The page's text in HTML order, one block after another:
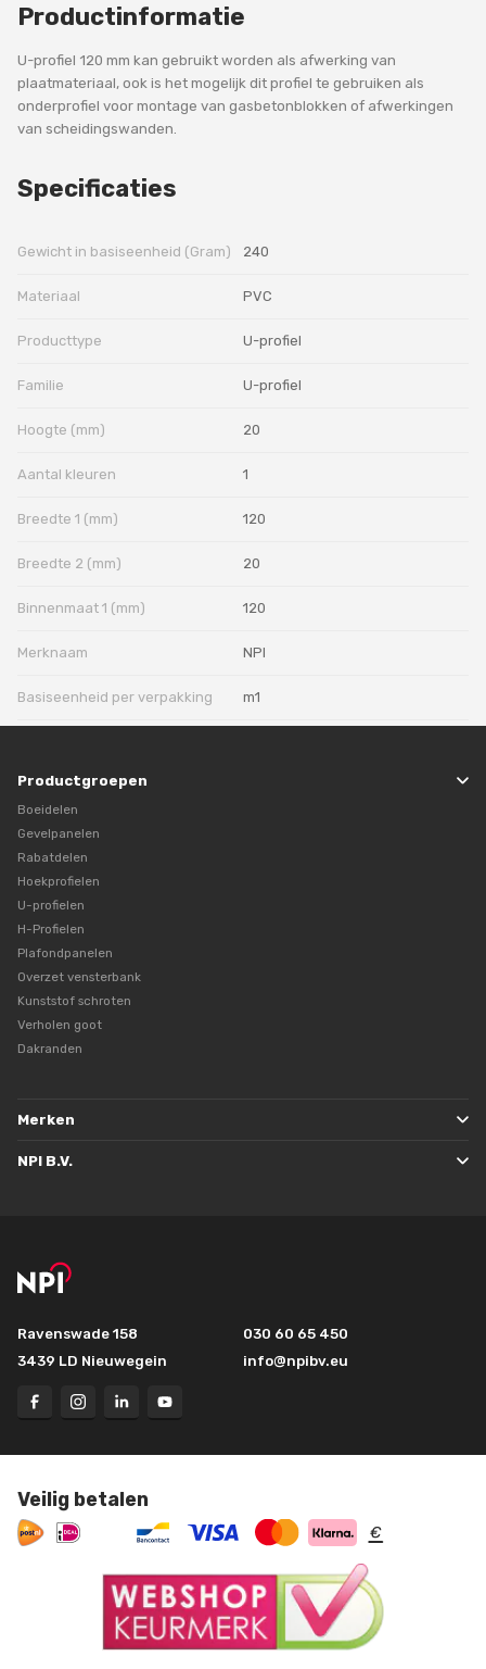
Productinformatie
U-profiel 120 mm kan gebruikt worden als afwerking van
plaatmateriaal, ook is het mogelijk dit profiel te gebruiken als
onderprofiel voor montage van gasbetonblokken of afwerkingen
van scheidingswanden.
Specificaties
Gewicht in basiseenheid (Gram) 240
Materiaal PVC
Producttype U-profiel
Familie U-profiel
Hoogte (mm) 20
Aantal kleuren 1
Breedte 1 (mm) 120
Breedte 2 (mm) 20
Binnenmaat 1 (mm) 120
Merknaam NPI
Basiseenheid per verpakking m1
Productgroepen
Boeidelen
Gevelpanelen
Rabatdelen
Hoekprofielen
U-profielen
H-Profielen
Plafondpanelen
Overzet vensterbank
Kunststof schroten
Verholen goot
Dakranden
Merken
NPI B.V.
Ravenswade 158
030 60 65 450
3439 LD Nieuwegein
info@npibv.eu
Veilig betalen